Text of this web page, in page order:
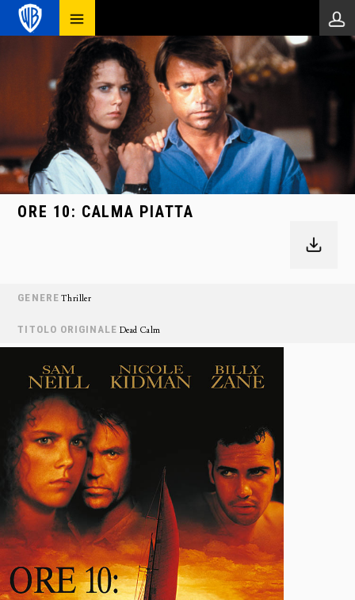
ORE 10: CALMA PIATTA
GENERE Thriller
TITOLO ORIGINALE Dead Calm